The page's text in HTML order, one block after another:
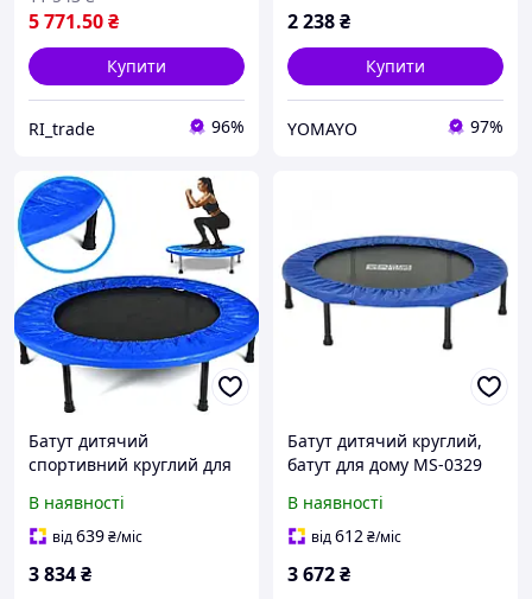
на блискавці
5 771.50₴
Купити
RI_trade 96%
2 238₴
Купити
YOMAYO 97%
Батут дитячий
спортивний круглий для
навантаження до 100 кг
В наявності
від639₴/міс
3 834₴
Батут дитячий круглий,
батут для дому MS-0329
навантаження до 100 кг
В наявності
від612₴/міс
3 672₴